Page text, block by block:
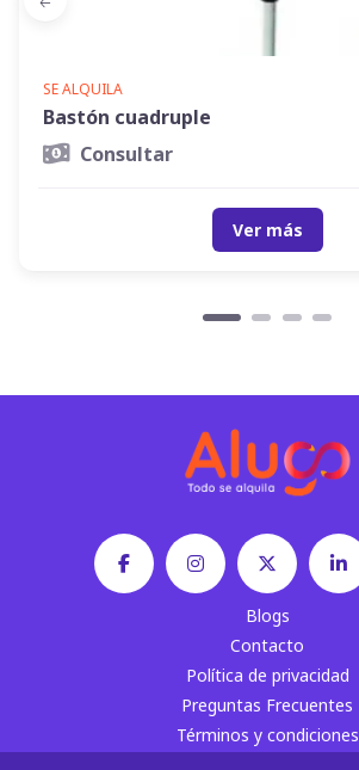
SE ALQUILA
Bastón cuadruple
Consultar
Ver más
Blogs
Contacto
Política de privacidad
Preguntas Frecuentes
Términos y condiciones